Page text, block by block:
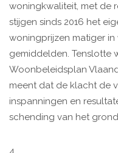
woningkwaliteit, met de
stijgen sinds 2016 het
woningprijzen matiger
gemiddelden. Tenslotte
Woonbeleidsplan
meent dat de klacht de
inspanningen en
schending van het